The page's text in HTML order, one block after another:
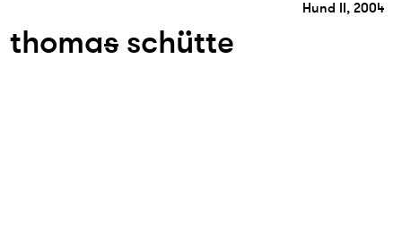
Hund II, 2004
thomasschütte